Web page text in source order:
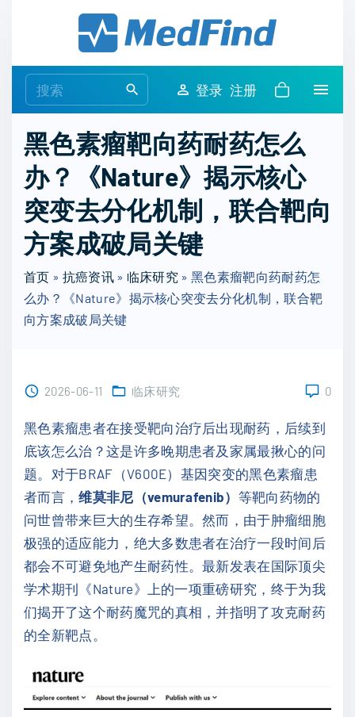
e
r
c
h
f
o
r
:
登录 注册
黑色素瘤靶向药耐药怎么
办？《Nature》揭示核心
突变去分化机制，联合靶向
方案成破局关键
首页 » 抗癌资讯» 临床研究 »黑色素瘤靶向药耐药怎
么办？《Nature》揭示核心突变去分化机制，联合靶
向方案成破局关键
2026-06-11 临床研究 0
黑色素瘤患者在接受靶向治疗后出现耐药，后续到
底该怎么治？这是许多晚期患者及家属最揪心的问
题。对于BRAF（V600E）基因突变的黑色素瘤患
者而言，维莫非尼（vemurafenib） 等靶向药物的
问世曾带来巨大的生存希望。然而，由于肿瘤细胞
极强的适应能力，绝大多数患者在治疗一段时间后
都会不可避免地产生耐药性。最新发表在国际顶尖
学术期刊《Nature》上的一项重磅研究，终于为我
们揭开了这个耐药魔咒的真相，并指明了攻克耐药
的全新靶点。